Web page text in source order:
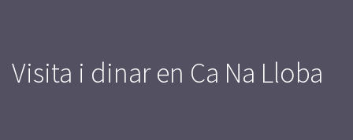
Visita i dinar en Ca Na Lloba